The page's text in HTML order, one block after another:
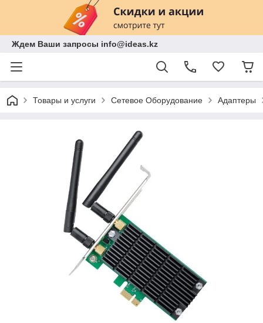
Ждем Ваши запросы info@ideas.kz
Товары и услуги Сетевое Оборудование Адаптеры